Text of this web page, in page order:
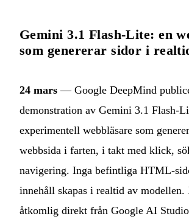
Gemini 3.1 Flash-Lite: en
som genererar sidor i
24 mars — Google DeepMind
demonstration av Gemini 3.1 Flash-
experimentell webbläsare som
webbsida i farten, i takt med klick,
navigering. Inga befintliga HTML-
innehåll skapas i realtid av modellen.
åtkomlig direkt från Google AI